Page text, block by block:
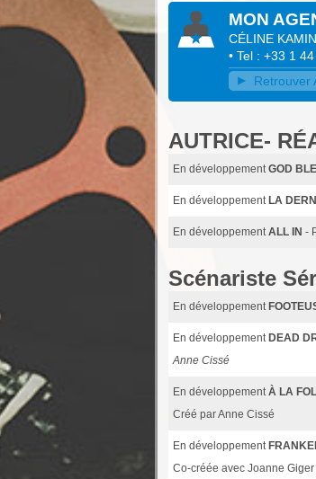
MON
CÉLINE
• Tel : +33 1
Retrouver
AUTRICE-
En développementGOD
En développementLA
En développementALL IN -
Scénariste
En développement
En développement DEAD
Anne Cissé
En développement À LA
Créé par Anne Cissé
En développement
Co-créée avec Joanne Giger